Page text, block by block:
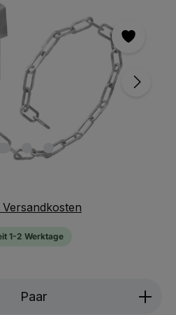
1-2 Werktage
Gib den
Paar